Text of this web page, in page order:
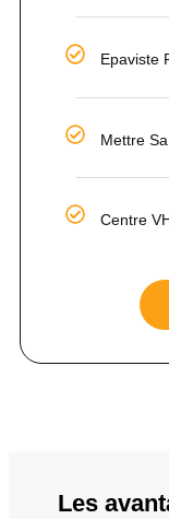
Epaviste
Mettre
Centre
Les